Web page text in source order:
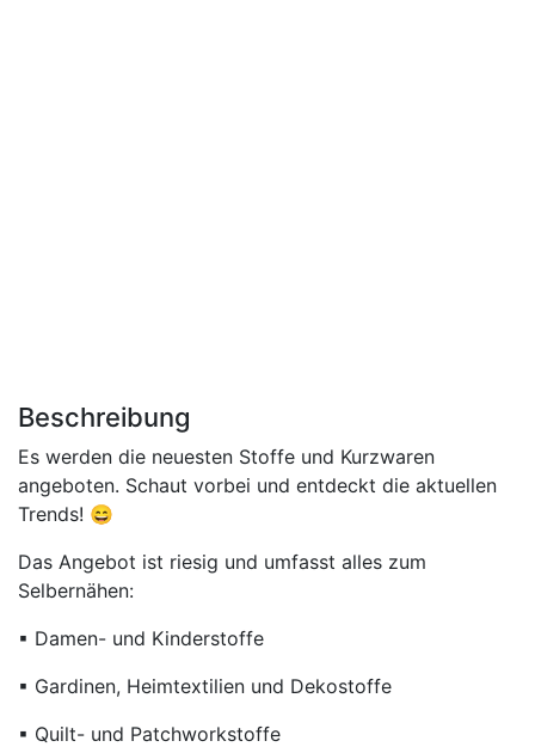
Beschreibung
Es werden die neuesten Stoffe und Kurzwaren
angeboten. Schaut vorbei und entdeckt die aktuellen
Trends! 😄
Das Angebot ist riesig und umfasst alles zum
Selbernähen:
▪ Damen- und Kinderstoffe
▪ Gardinen, Heimtextilien und Dekostoffe
▪ Quilt- und Patchworkstoffe